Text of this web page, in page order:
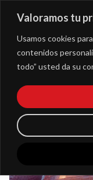
Valoramos tu
Usamos cookies
contenidos
todo” usted da su
Noticias